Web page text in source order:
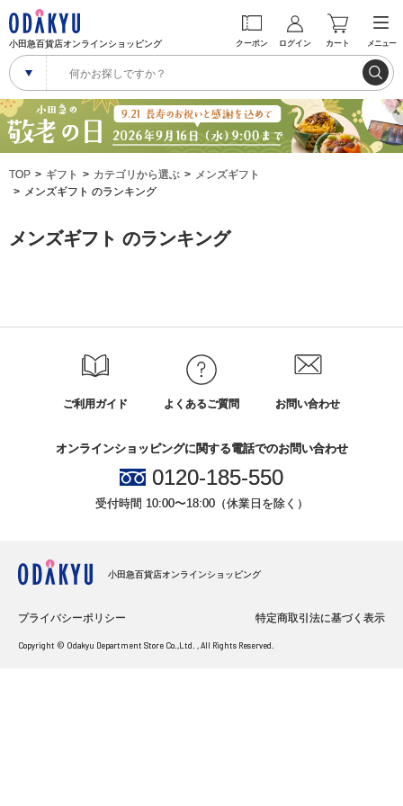
小田急百貨店オンラインショッピング クーポン ログイン カート メニュー
TOP ギフト カテゴリから選ぶ
メンズギフト
メンズギフト のランキング
メンズギフト のランキング
ご利用ガイド よくあるご質問 お問い合わせ
オンラインショッピングに関する電話でのお問い合わせ
0120-185-550
受付時間 10:00〜18:00（休業日を除く）
小田急百貨店オンラインショッピング
プライバシーポリシー 特定商取引法に基づく表示
Copyright © Odakyu Department Store Co.,Ltd. , All Rights Reserved.